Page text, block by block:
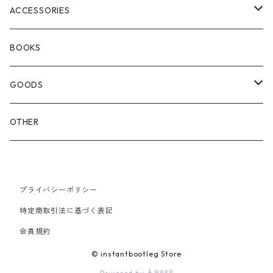
WOODBLOCK
SEDAN ALL-PURPOSE
BOOTS
BACKPACK
SHOULDER
OTHER BAGS
ACCESSORIES
EYE WEAR
CAP&HAT
GLOVES&SCARF
SHOULDER
SMALL BAG
BOOKS
GOODS
TOY
PINS& PINBACK
SOX
OTHER
プライバシーポリシー
特定商取引法に基づく表記
会員規約
© instantbootleg Store